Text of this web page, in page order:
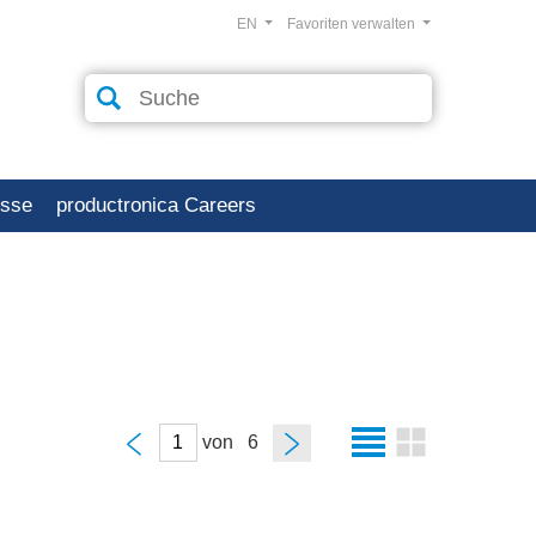
Favoriten verwalten
EN
productronica Careers
von